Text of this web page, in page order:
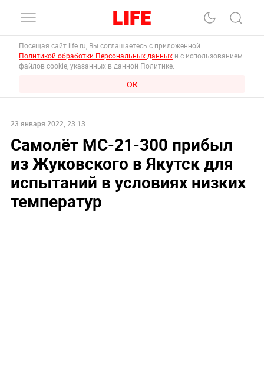
Посещая сайт life.ru, Вы соглашаетесь с приложенной
Политикой обработки Персональных данных и с использованием
файлов cookie, указанных в данной Политике.
ОК
23 января 2022, 23:13
Самолёт МС-21-300 прибыл
из Жуковского в Якутск для
испытаний в условиях низких
температур